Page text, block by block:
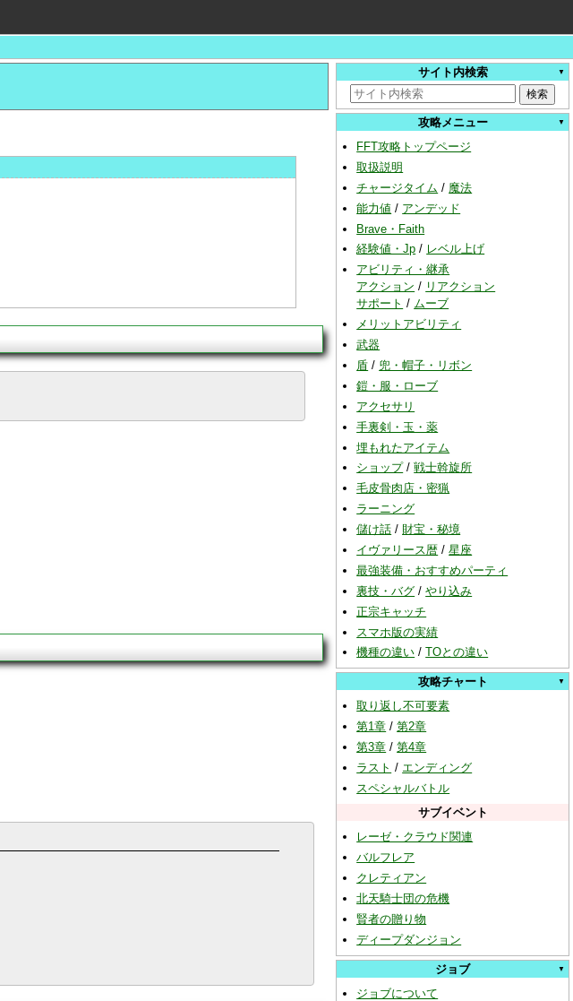
サイト内検索
攻略メニュー
FFT攻略トップページ
取扱説明
チャージタイム / 魔法
能力値 / アンデッド
Brave・Faith
経験値・Jp / レベル上げ
アビリティ・継承
アクション / リアクション
サポート /ムーブ
メリットアビリティ
武器
盾 / 兜・帽子・リボン
鎧・服・ローブ
アクセサリ
手裏剣・玉・薬
埋もれたアイテム
ショップ/戦士斡旋所
毛皮骨肉店・密猟
ラーニング
儲け話 / 財宝・秘境
イヴァリース暦 /星座
最強装備・おすすめパーティ
裏技・バグ /やり込み
正宗キャッチ
スマホ版の実績
機種の違い /TOとの違い
攻略チャート
取り返し不可要素
第1章 /第2章
第3章 /第4章
ラスト / エンディング
スペシャルバトル
サブイベント
レーゼ・クラウド関連
バルフレア
クレティアン
北天騎士団の危機
賢者の贈り物
ディープダンジョン
ジョブ
ジョブについて